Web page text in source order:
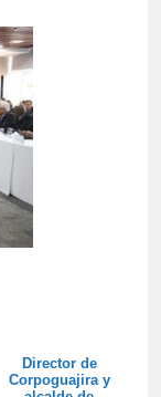
Director de
Corpoguajira y